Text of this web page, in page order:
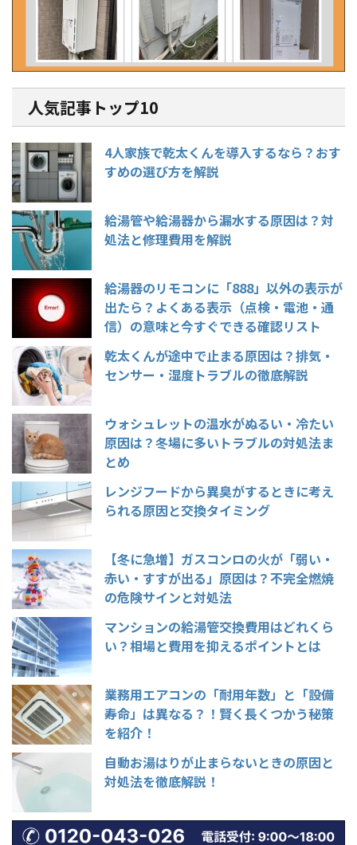
人気記事トップ10
4人家族で乾太くんを導入するなら？おす
すめの選び方を解説
給湯管や給湯器から漏水する原因は？対
処法と修理費用を解説
給湯器のリモコンに「888」以外の表示が
出たら？よくある表示（点検・電池・通
信）の意味と今すぐできる確認リスト
乾太くんが途中で止まる原因は？排気・
センサー・湿度トラブルの徹底解説
ウォシュレットの温水がぬるい・冷たい
原因は？冬場に多いトラブルの対処法ま
とめ
レンジフードから異臭がするときに考え
られる原因と交換タイミング
【冬に急増】ガスコンロの火が「弱い・
赤い・すすが出る」原因は？不完全燃焼
の危険サインと対処法
マンションの給湯管交換費用はどれくら
い？相場と費用を抑えるポイントとは
業務用エアコンの「耐用年数」と「設備
寿命」は異なる？！賢く長くつかう秘策
を紹介！
自動お湯はりが止まらないときの原因と
対処法を徹底解説！